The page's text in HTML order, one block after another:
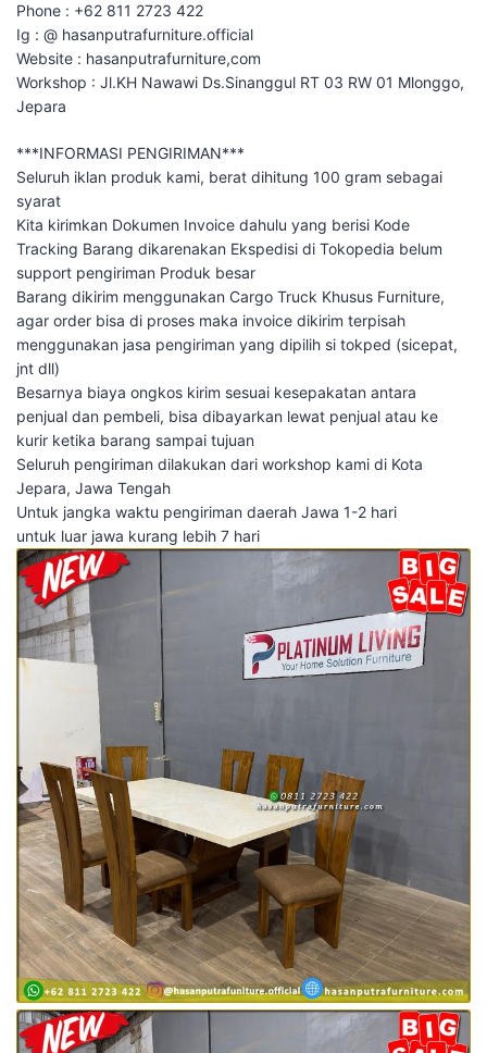
Phone : +62 811 2723 422
Ig : @ hasanputrafurniture.official
Website : hasanputrafurniture,com
Workshop : Jl.KH Nawawi Ds.Sinanggul RT 03 RW 01 Mlonggo,
Jepara
***INFORMASI PENGIRIMAN***
Seluruh iklan produk kami, berat dihitung 100 gram sebagai
syarat
Kita kirimkan Dokumen Invoice dahulu yang berisi Kode
Tracking Barang dikarenakan Ekspedisi di Tokopedia belum
support pengiriman Produk besar
Barang dikirim menggunakan Cargo Truck Khusus Furniture,
agar order bisa di proses maka invoice dikirim terpisah
menggunakan jasa pengiriman yang dipilih si tokped (sicepat,
jnt dll)
Besarnya biaya ongkos kirim sesuai kesepakatan antara
penjual dan pembeli, bisa dibayarkan lewat penjual atau ke
kurir ketika barang sampai tujuan
Seluruh pengiriman dilakukan dari workshop kami di Kota
Jepara, Jawa Tengah
Untuk jangka waktu pengiriman daerah Jawa 1-2 hari
untuk luar jawa kurang lebih 7 hari